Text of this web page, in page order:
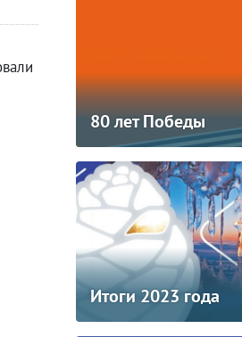
80 лет Победы
Итоги 2023 года